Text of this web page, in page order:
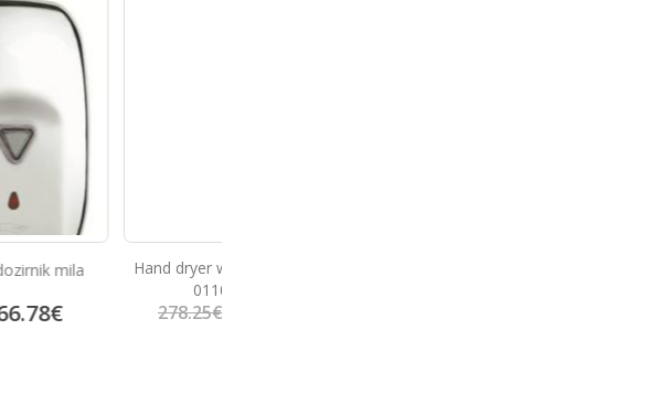
Hand dryer with push button
278.25 222.60€